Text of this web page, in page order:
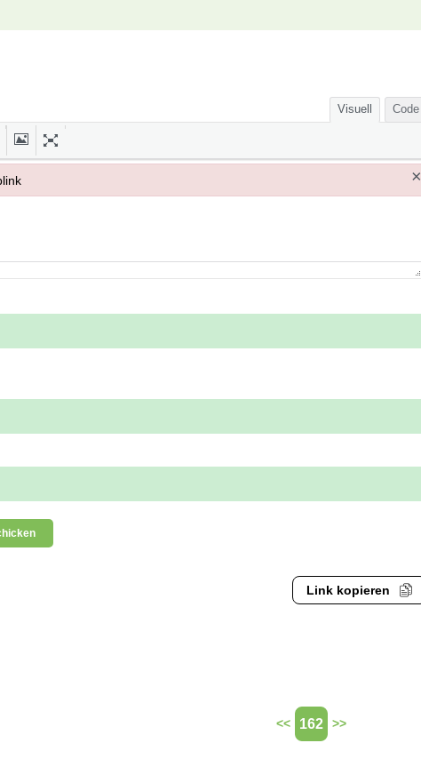
Visuell Code
Link kopieren
<< 162 >>
×